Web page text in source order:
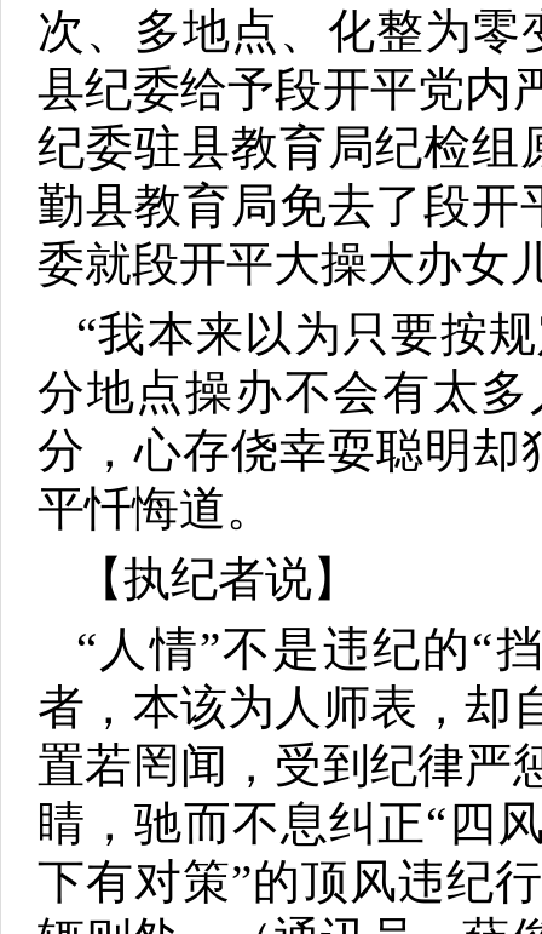
次、多地点、化整为零
县纪委给予段开平党内
纪委驻县教育局纪检组
勤县教育局免去了段开
委就段开平大操大办女
“我本来以为只要按
分地点操办不会有太
分，心存侥幸耍聪明却
平忏悔道。
【执纪者说】
“人情”不是违纪的“
者，本该为人师表，却
置若罔闻，受到纪律严
睛，驰而不息纠正“四
下有对策”的顶风违纪